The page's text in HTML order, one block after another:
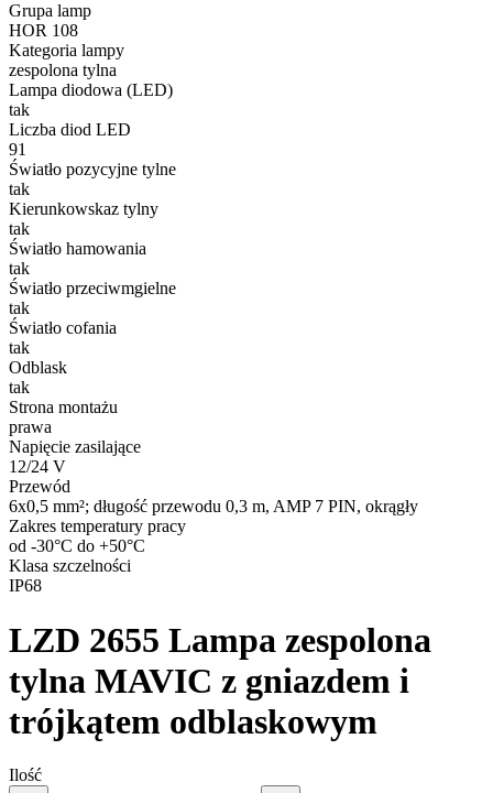
Grupa lamp
HOR 108
Kategoria lampy
zespolona tylna
Lampa diodowa (LED)
tak
Liczba diod LED
91
Światło pozycyjne tylne
tak
Kierunkowskaz tylny
tak
Światło hamowania
tak
Światło przeciwmgielne
tak
Światło cofania
tak
Odblask
tak
Strona montażu
prawa
Napięcie zasilające
12/24 V
Przewód
6x0,5 mm²; długość przewodu 0,3 m, AMP 7 PIN, okrągły
Zakres temperatury pracy
od -30°C do +50°C
Klasa szczelności
IP68
LZD 2655 Lampa zespolona
tylna MAVIC z gniazdem i
trójkątem odblaskowym
Ilość